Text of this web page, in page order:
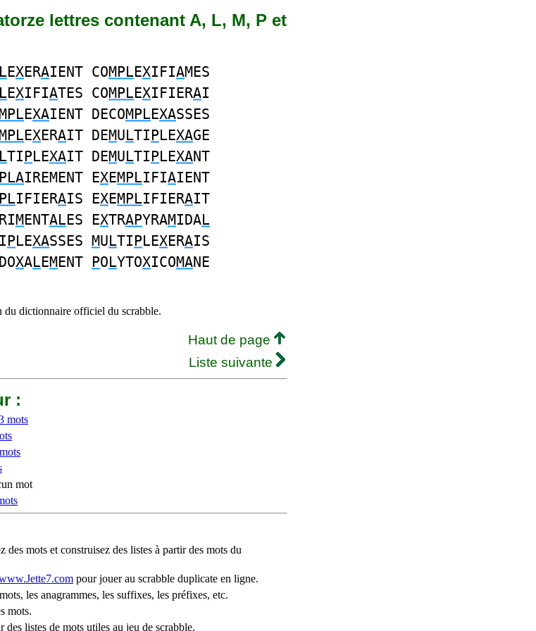
lettres contenant A, L, M, P et
EXERAIENT COMPLEXIFIAMES
EXIFIATES COMPLEXIFIERAI
EXAIENT DECOMPLEXASSES
EXERAIT DEMULTIPLEXAGE
LTIPLEXAIT DEMULTIPLEXANT
IREMENT EXEMPLIFIAIENT
IFIERAIS EXEMPLIFIERAIT
MENTALES EXTRAPYRAMIDAL
PLEXASSES MULTIPLEXERAIS
XALEMENT POLYTOXICOMANE
dictionnaire officiel du scrabble.
Haut de page
Liste suivante
:
mots
mot
des mots et construisez des listes à partir des mots du
pour jouer au scrabble duplicate en ligne.
les anagrammes, les suffixes, les préfixes, etc.
mots.
des listes de mots utiles au jeu de scrabble.